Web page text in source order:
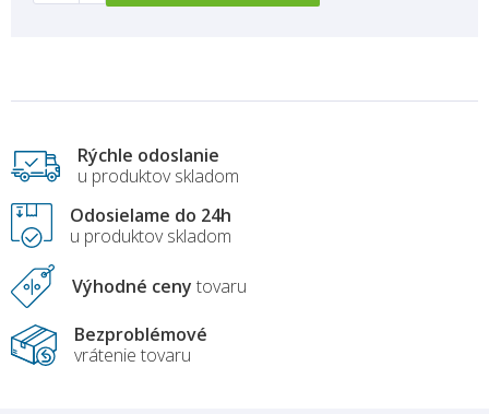
Rýchle odoslanie
u produktov skladom
Odosielame do 24h
u produktov skladom
Výhodné ceny tovaru
Bezproblémové
vrátenie tovaru